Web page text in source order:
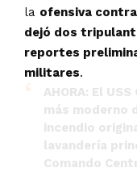
la ofensiva
dejó dos
reportes
militares.
AHORA: El
más moderno
incendio
lavandería
Comando